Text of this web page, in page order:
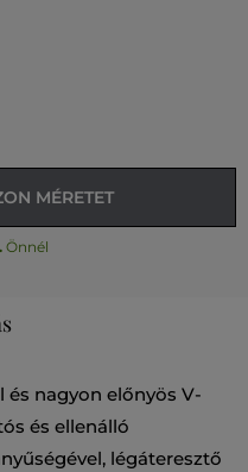
MÉRETET
Önnél
és nagyon előnyös V-
és ellenálló
légáteresztő